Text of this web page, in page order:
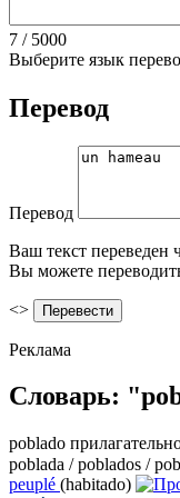
7 / 5000
Выберите язык
Перевод
Перевод
Ваш текст переведен
Вы можете
<>
Реклама
Словарь:
poblado
poblada / poblados /
peuplé (habitado)